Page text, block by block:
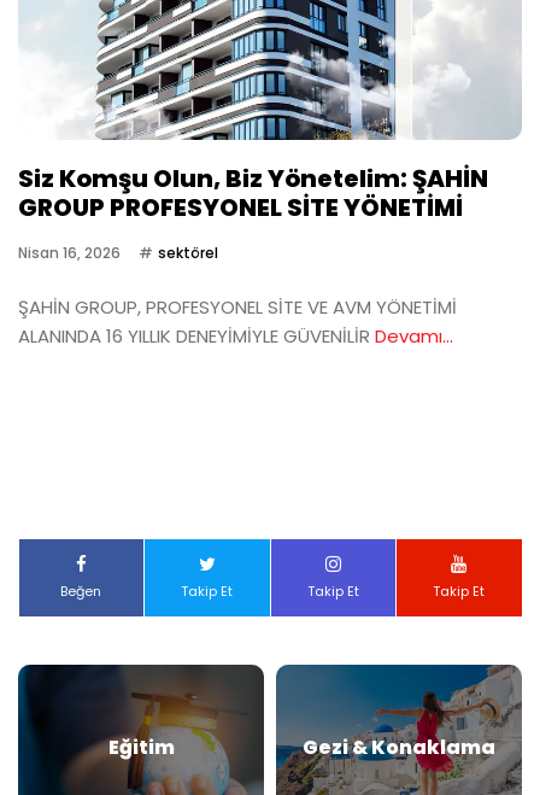
Siz Komşu Olun, Biz Yönetelim: ŞAHİN
GROUP PROFESYONEL SİTE YÖNETİMİ
Nisan 16, 2026 sektörel
ŞAHİN GROUP, PROFESYONEL SİTE VE AVM YÖNETİMİ
ALANINDA 16 YILLIK DENEYİMİYLE GÜVENİLİR Devamı...
Beğen Takip Et Takip Et Takip Et
Eğitim Gezi & Konaklama